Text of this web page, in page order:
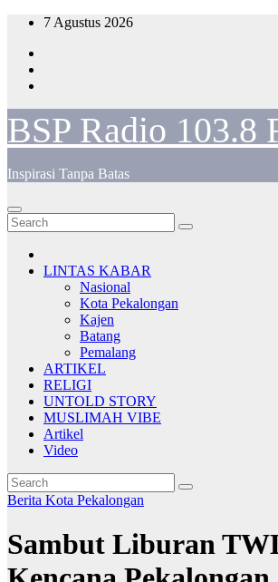
Skip
content
7 Agustus 2026
BSP Radio 103.8
Inspirasi Tanpa Batas
LINTAS KABAR
Nasional
Kota Pekalongan
Kajen
Batang
Pemalang
ARTIKEL
RELIGI
UNTOLD STORY
MUSLIMAH VIBE
Artikel
Video
Berita Kota Pekalongan
Sambut Liburan